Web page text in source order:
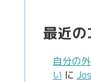
最近の
自分の
い に